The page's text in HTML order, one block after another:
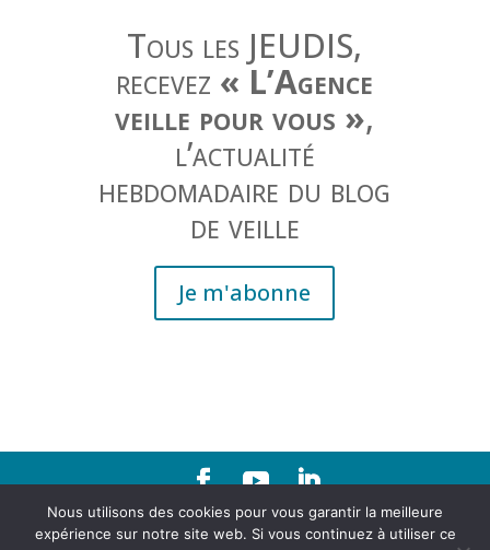
Tous les JEUDIS,
recevez « L’Agence
veille pour vous »,
l’actualité
hebdomadaire du blog
de veille
Je m'abonne
Contact|Mentions légales
Agence d'urbanisme de la région grenobloise 21, rue
Nous utilisons des cookies pour vous garantir la meilleure
expérience sur notre site web. Si vous continuez à utiliser ce